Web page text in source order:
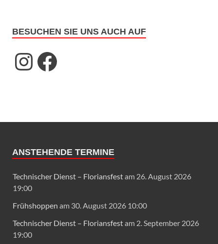
BESUCHEN SIE UNS AUCH AUF
ANSTEHENDE TERMINE
Technischer Dienst – Floriansfestam 26. August 2026
19:00
Frühshoppen am 30. August 2026 10:00
Technischer Dienst – Floriansfestam 2. September 2026
19:00